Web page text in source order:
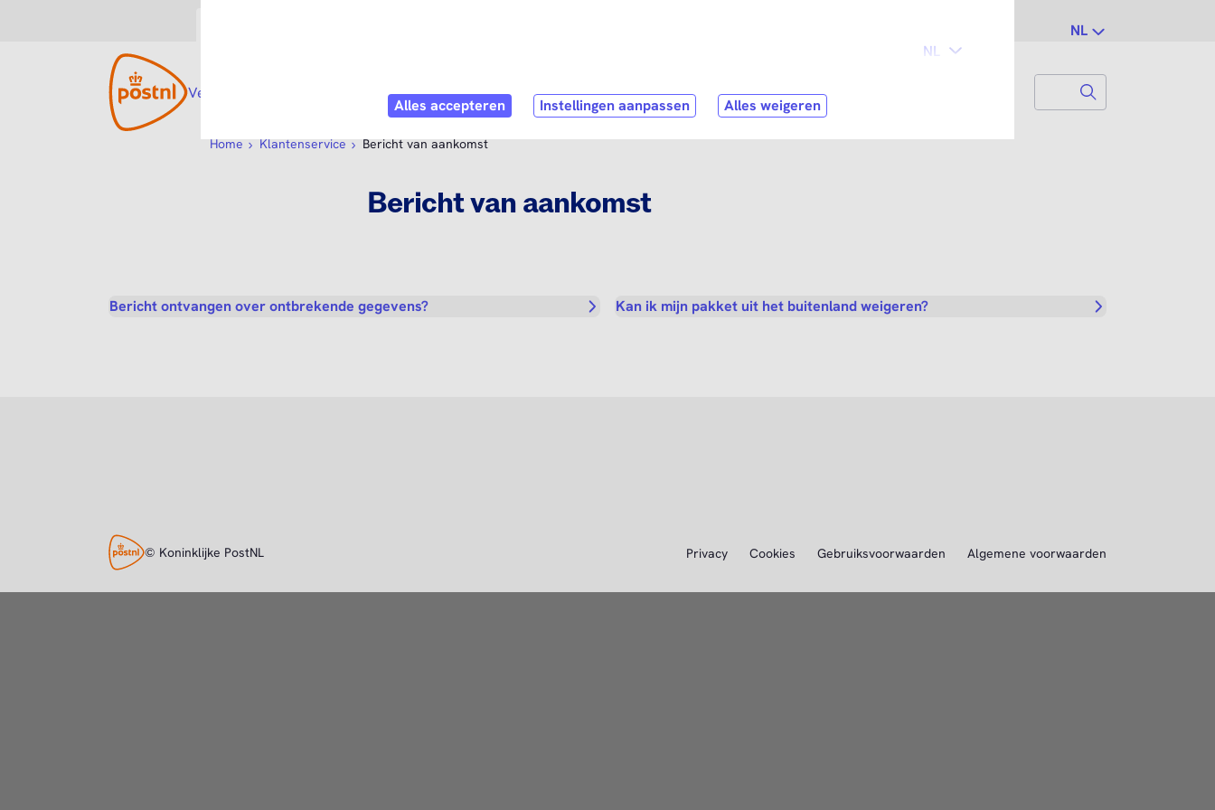
NL
Versturen Open submenu
WebshopOpen submenu
Service & Contact Zoek naar...
Home Klantenservice Bericht van aankomst
Bericht van aankomst
Bericht ontvangen over ontbrekende gegevens? Kan ik mijn pakket uit het buitenland weigeren?
© Koninklijke PostNL Privacy Cookies Gebruiksvoorwaarden Algemene voorwaarden